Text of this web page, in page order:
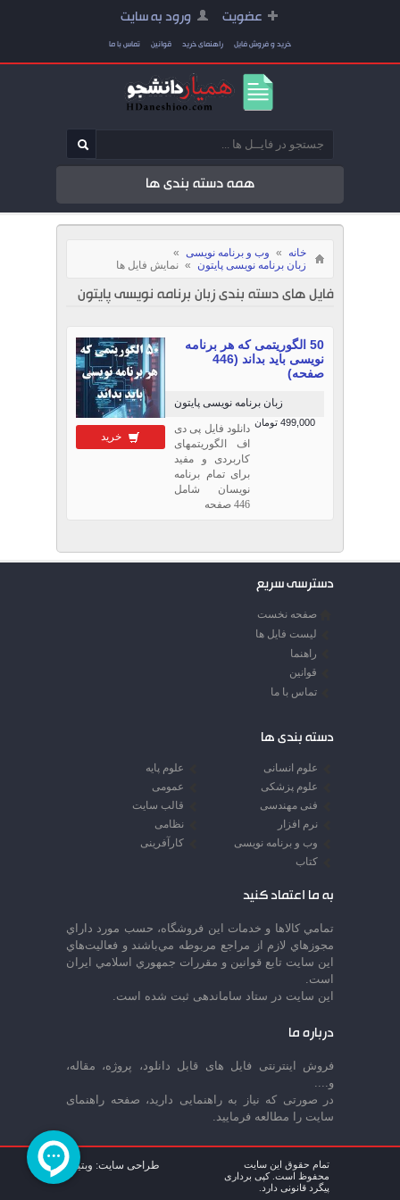
عضویت ورود به سایت
خرید و فروش فایل راهنمای خرید قوانین تماس با ما
همه دسته بندی ها
خانه » وب و برنامه نویسی »
زبان برنامه نویسی پایتون
» نمایش فایل ها
فایل های دسته بندی زبان برنامه نویسی پایتون
خرید
50 الگوریتمی که هر برنامه
نویسی باید بداند (446
صفحه)
زبان برنامه نویسی پایتون
499,000 تومان
دانلود فایل پی دی
اف الگوریتمهای
کاربردی و مفید
برای تمام برنامه
نویسان شامل
446 صفحه
دسترسی سریع
صفحه نخست
لیست فایل ها
راهنما
قوانین
تماس با ما
دسته بندی ها
علوم انسانی
علوم پایه
علوم پزشکی
عمومی
فنی مهندسی
قالب سایت
نرم افزار
نظامی
وب و برنامه نویسی
کارآفرینی
کتاب
به ما اعتماد کنید
تمامي كالاها و خدمات اين فروشگاه، حسب مورد داراي
مجوزهاي لازم از مراجع مربوطه مي‌باشند و فعاليت‌هاي
اين سايت تابع قوانين و مقررات جمهوري اسلامي ايران
است.
این سایت در ستاد ساماندهی ثبت شده است.
درباره ما
فروش اینترنتی فایل های قابل دانلود، پروژه، مقاله،
و....
در صورتی که نیاز به راهنمایی دارید، صفحه راهنمای
سایت را مطالعه فرمایید.
تمام حقوق این سایت
محفوظ است. کپی برداری
پیگرد قانونی دارد.
طراحی سایت: وبتینا